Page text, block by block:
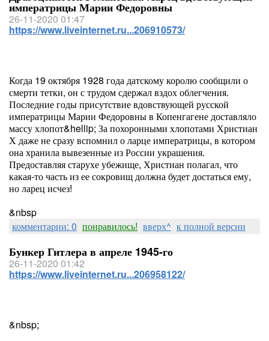
императрицы Марии Федоровны
26-11-2020 01:47
https://www.liveinternet.ru...206910573/
Когда 19 октября 1928 года датскому королю сообщили о
смерти тетки, он с трудом сдержал вздох облегчения.
Последние годы присутствие вдовствующей русской
императрицы Марии Федоровны в Копенгагене доставляло
массу хлопот&hellip; За похоронными хлопотами Христиан
Х даже не сразу вспомнил о ларце императрицы, в котором
она хранила вывезенные из России украшения.
Предоставляя старухе убежище, Христиан полагал, что
какая-то часть из ее сокровищ должна будет достаться ему,
но ларец исчез!
&nbsp
комментарии: 0 понравилось! вверх^ к полной версии
Бункер Гитлера в апреле 1945-го
26-11-2020 01:42
https://www.liveinternet.ru...206958122/
&nbsp;